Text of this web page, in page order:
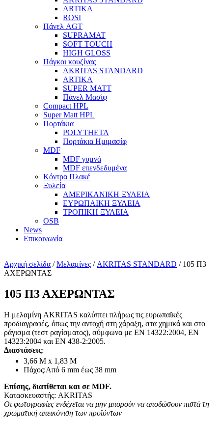
ARTIKA
ROSI
Πάνελ AGT
SUPRAMAT
SOFT TOUCH
HIGH GLOSS
Πάγκοι κουζίνας
AKRITAS STANDARD
ARTIKA
SUPER MATT
Πάνελ Μασίφ
Compact HPL
Super Matt HPL
Πορτάκια
POLYTHETA
Πορτάκια Ημιμασίφ
MDF
MDF γυμνά
MDF επενδεδυμένα
Κόντρα Πλακέ
Ξυλεία
ΑΜΕΡΙΚΑΝΙΚΗ ΞΥΛΕΙΑ
ΕΥΡΩΠΑΙΚΗ ΞΥΛΕΙΑ
ΤΡΟΠΙΚΗ ΞΥΛΕΙΑ
OSB
News
Επικοινωνία
Αρχική σελίδα /Μελαμίνες / AKRITAS STANDARD / 105 Π3
ΑΧΕΡΩΝΤΑΣ
105 Π3 ΑΧΕΡΩΝΤΑΣ
H μελαμίνη AKRITAS καλύπτει πλήρως τις ευρωπαϊκές
προδιαγραφές, όπως την αντοχή στη χάραξη, στα χημικά και στο
ράγισμα (τεστ ραγίσματος), σύμφωνα με ΕΝ 14322:2004, EN
14323:2004 και ΕΝ 438-2:2005.
Διαστάσεις:
3,66 Μ x 1,83 Μ
Πάχος:Από 6 mm έως 38 mm
Επίσης, διατίθεται και σε MDF.
Κατασκευαστής: AKRITAS
Οι φωτογραφίες ενδέχεται να μην μπορούν να αποδώσουν πιστά τη
χρωματική απεικόνιση των προϊόντων